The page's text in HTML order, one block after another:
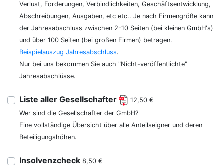
Verlust, Forderungen, Verbindlichkeiten, Geschäftsentwicklung,
Abschreibungen, Ausgaben, etc etc.. Je nach Firmengröße kann
der Jahresabschluss zwischen 2-10 Seiten (bei kleinen GmbH's)
und über 100 Seiten (bei großen Firmen) betragen.
Beispielauszug Jahresabschluss.
Nur bei uns bekommen Sie auch "Nicht-veröffentlichte"
Jahresabschlüsse.
Liste aller Gesellschafter
12,50 €
Wer sind die Gesellschafter der GmbH?
Eine vollständige Übersicht über alle Anteilseigner und deren
Beteiligungshöhen.
Insolvenzcheck 8,50 €